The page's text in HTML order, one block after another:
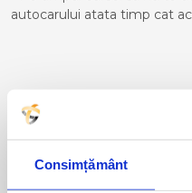
Consimțământ
autocarului atata timp cat
Curse din
AIUD
ALBA IULIA